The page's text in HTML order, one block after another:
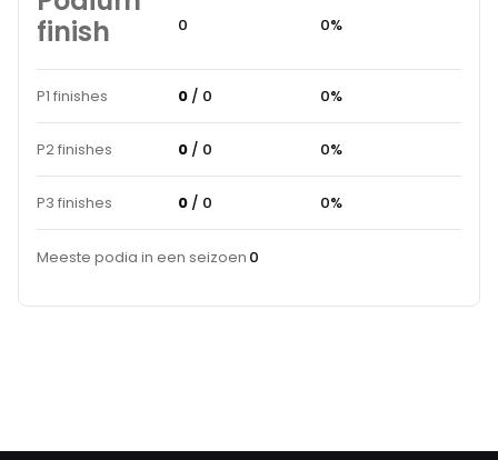
finish
0 0%
P1 finishes 0 / 0 0%
P2 finishes 0 / 0 0%
P3 finishes 0 / 0 0%
Meeste podia in een seizoen 0